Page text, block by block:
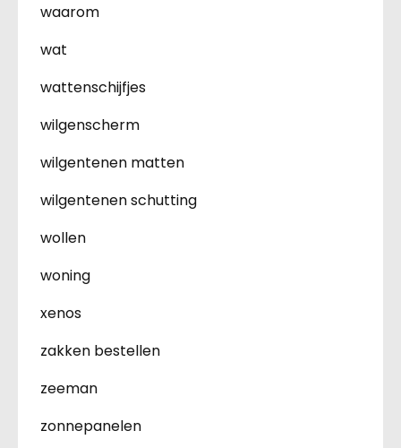
waarom
wat
wattenschijfjes
wilgenscherm
wilgentenen matten
wilgentenen schutting
wollen
woning
xenos
zakken bestellen
zeeman
zonnepanelen